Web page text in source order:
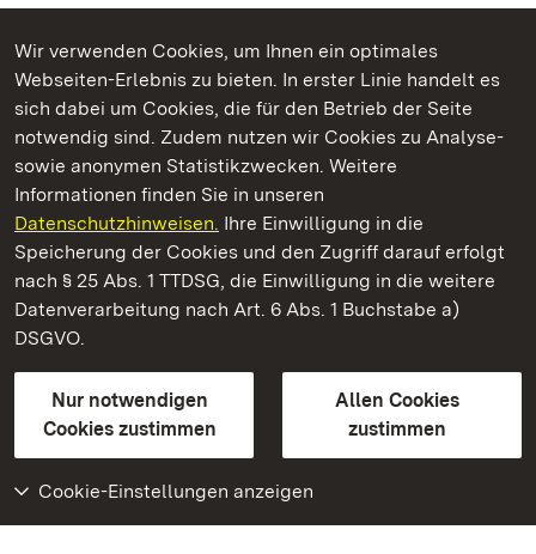
Wir verwenden Cookies, um Ihnen ein optimales
Webseiten-Erlebnis zu bieten. In erster Linie handelt es
sich dabei um Cookies, die für den Betrieb der Seite
notwendig sind. Zudem nutzen wir Cookies zu Analyse-
sowie anonymen Statistikzwecken. Weitere
Informationen finden Sie in unseren
Datenschutzhinweisen. Ihre Einwilligung in die
Speicherung der Cookies und den Zugriff darauf erfolgt
nach § 25 Abs. 1 TTDSG, die Einwilligung in die weitere
Datenverarbeitung nach Art. 6 Abs. 1 Buchstabe a)
DSGVO.
Nur notwendigen
Cookies zustimmen
Allen Cookies
zustimmen
Cookie-Einstellungen anzeigen
Kommen. Staunen. Genießen.
Staatliche Schlösser und Gärten Baden‑Württemberg
Staatliche Schlösser und Gärten Baden-Württemberg
Kontakt
GebärdenspracheLeichte Sprache
Erklärung zur Barrierefreiheit
BITV-konform (geprüfte Seiten)
Weiteres